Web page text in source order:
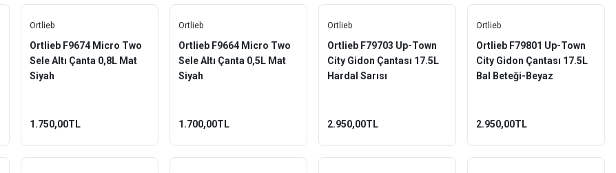
Ortlieb
Ortlieb F9674 Micro Two
Sele Altı Çanta 0,8L Mat
Siyah
1.750,00TL
Ortlieb
Ortlieb F9664 Micro Two
Sele Altı Çanta 0,5L Mat
Siyah
1.700,00TL
Ortlieb
Ortlieb F79703 Up-Town
City Gidon Çantası 17.5L
Hardal Sarısı
2.950,00TL
Ortlieb
Ortlieb F79801 Up-Town
City Gidon Çantası 17.5L
Bal Beteği-Beyaz
2.950,00TL